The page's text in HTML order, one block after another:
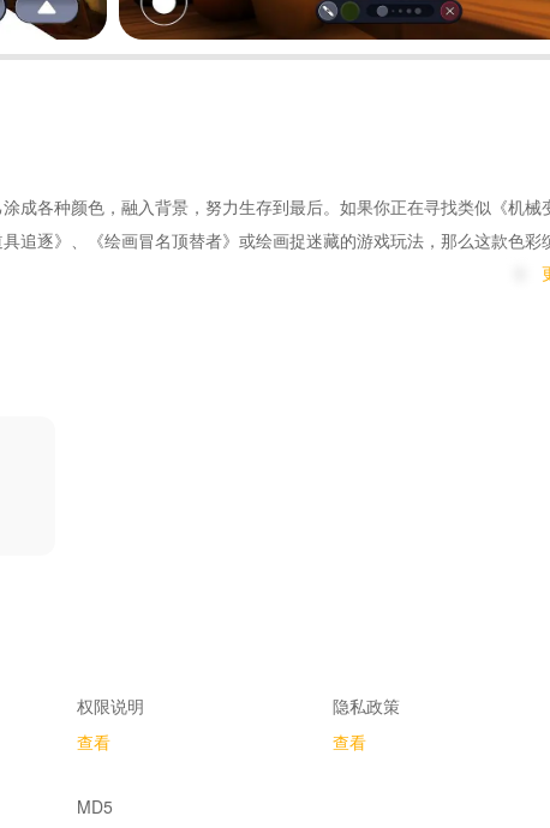
成各种颜色，融入背景，努力生存到最后。如果你正在寻找类似《机械
追逐》、《绘画冒名顶替者》或绘画捉迷藏的游戏玩法，那么这款色彩
以加入匹配系统，与其他玩家在线对战。《变色龙》支持最多 8 名玩家
和猜忌。
选择一面墙、一个物体、地板、角落或任何隐蔽的小角落，然后把自己
怀大笑，并在伪装成功时庆祝胜利。
权限说明
查看
隐私政策
查看
MD5